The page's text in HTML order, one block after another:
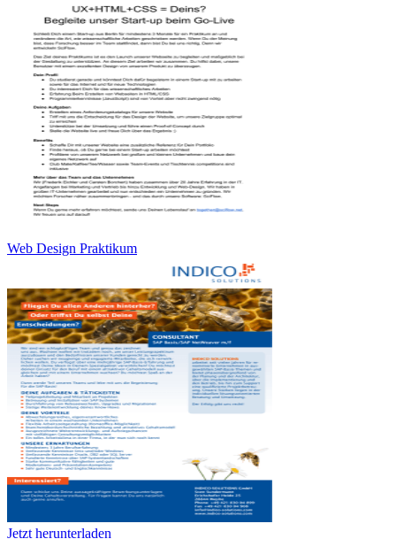
Web Design Praktikum
Jetzt herunterladen